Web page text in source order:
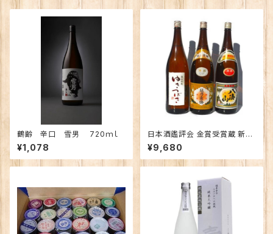
鶴齢 辛口 雪男 720ｍｌ
¥1,078
日本酒鑑評会 金賞受賞蔵 新潟
の地酒飲み比べセット1800ｍｌ
×3本 （越乃寒梅 八海山 ゆきつ
ばき）
¥9,680